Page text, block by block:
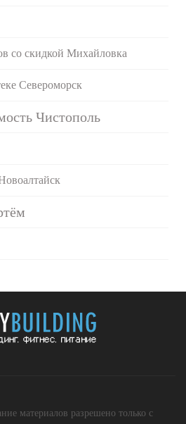
со скидкой Михайловка
Североморск
Чистополь
материалов разрешено только с